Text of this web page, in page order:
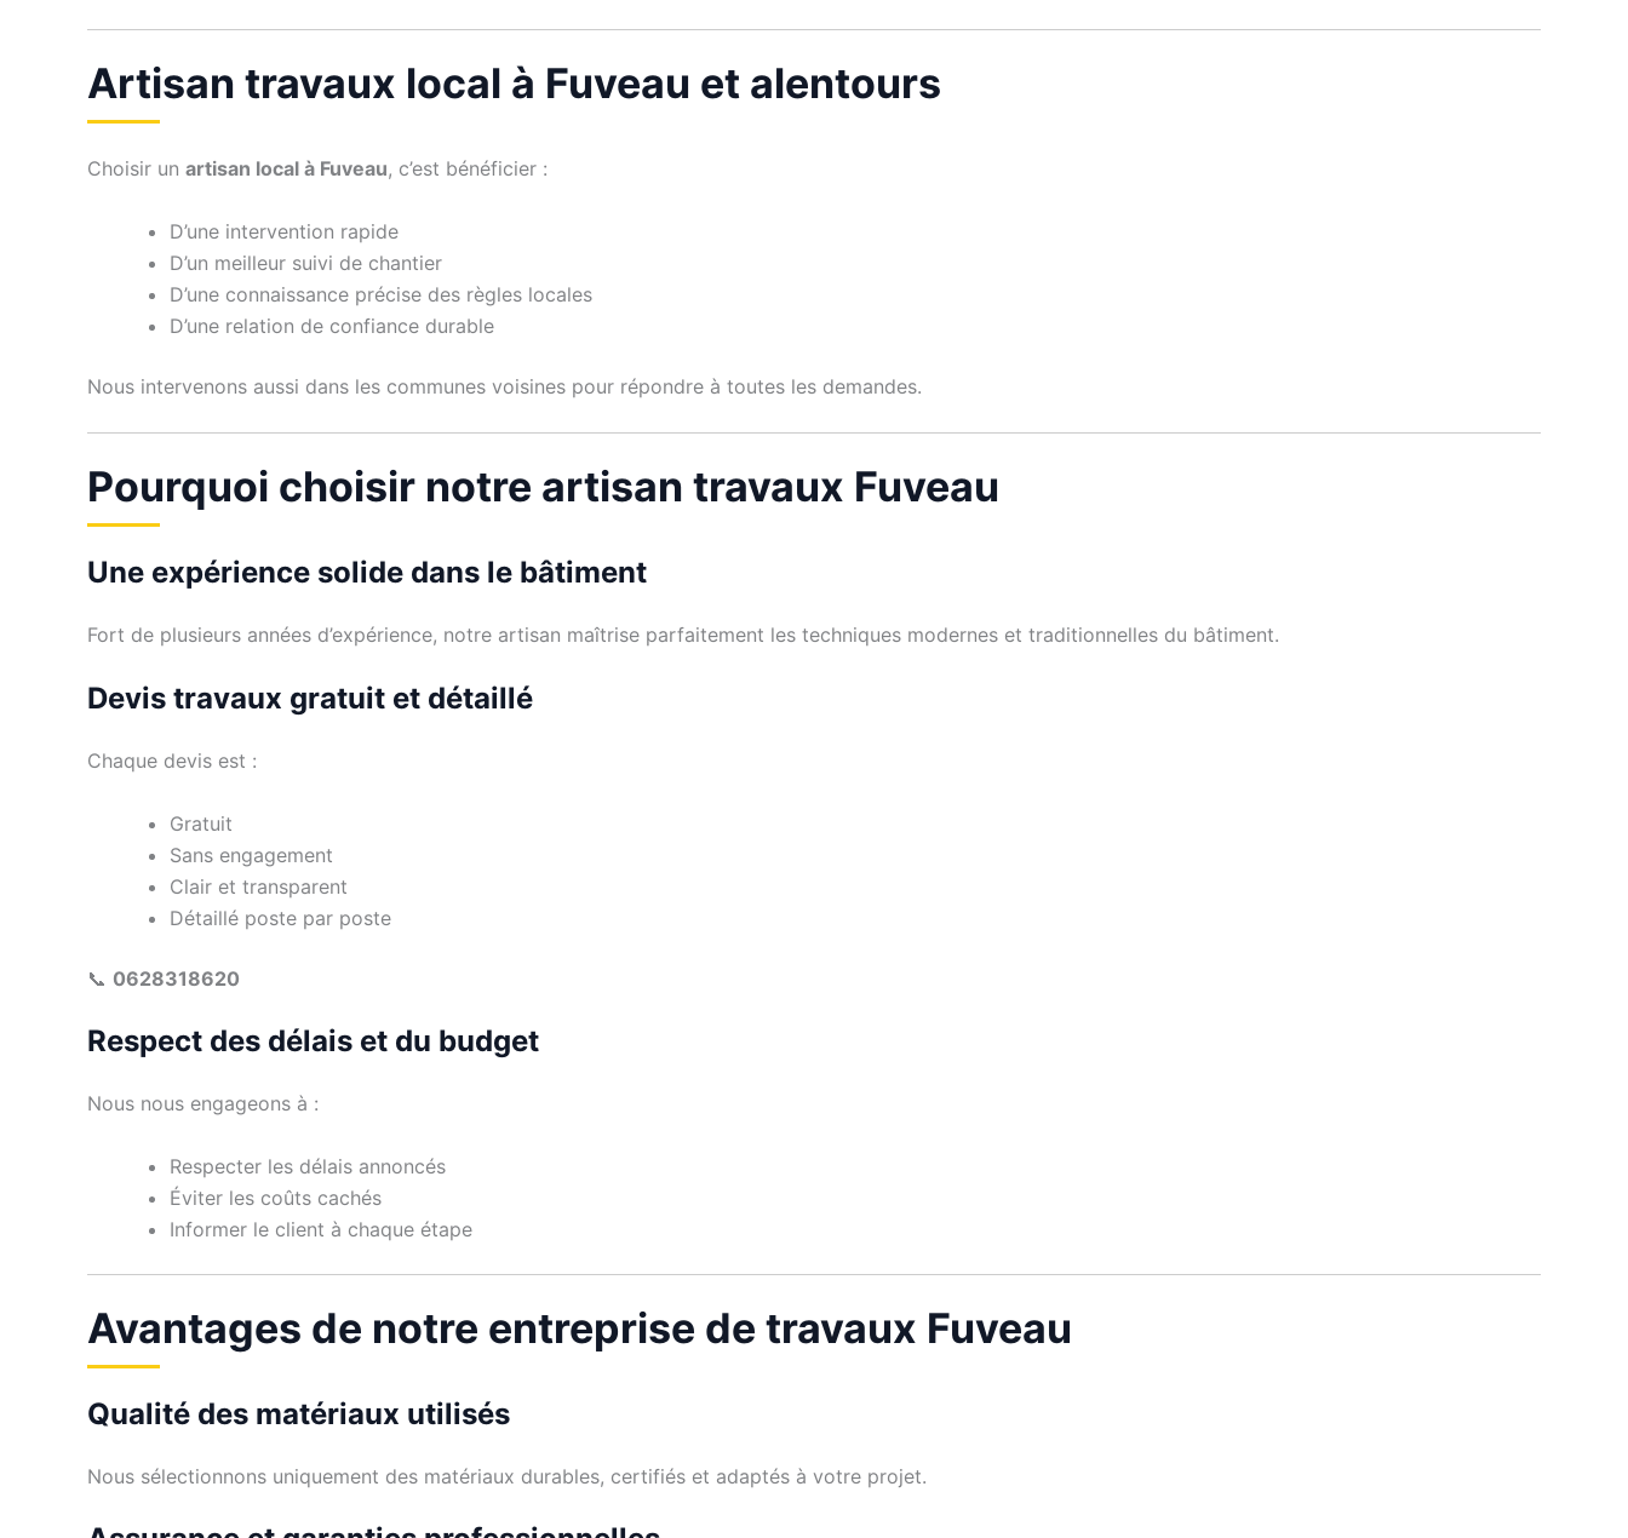
Artisan travaux local à Fuveau et alentours
Choisir un artisan local à Fuveau, c’est bénéficier :
D’une intervention rapide
D’un meilleur suivi de chantier
D’une connaissance précise des règles locales
D’une relation de confiance durable
Nous intervenons aussi dans les communes voisines pour répondre à toutes les demandes.
Pourquoi choisir notre artisan travaux Fuveau
Une expérience solide dans le bâtiment
Fort de plusieurs années d’expérience, notre artisan maîtrise parfaitement les techniques modernes et traditionnelles du bâtiment.
Devis travaux gratuit et détaillé
Chaque devis est :
Gratuit
Sans engagement
Clair et transparent
Détaillé poste par poste
📞 0628318620
Respect des délais et du budget
Nous nous engageons à :
Respecter les délais annoncés
Éviter les coûts cachés
Informer le client à chaque étape
Avantages de notre entreprise de travaux Fuveau
Qualité des matériaux utilisés
Nous sélectionnons uniquement des matériaux durables, certifiés et adaptés à votre projet.